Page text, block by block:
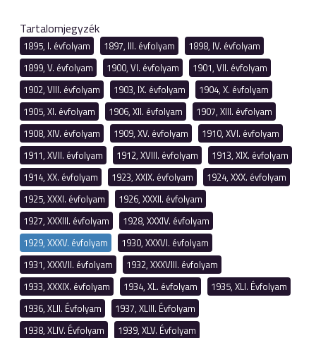
Tartalomjegyzék
1895, I. évfolyam 1897, III. évfolyam
1898, IV. évfolyam
1899, V. évfolyam
1900, VI. évfolyam
1901, VII. évfolyam
1902, VIII. évfolyam
1903, IX. évfolyam
1904, X. évfolyam
1905, XI. évfolyam
1906, XII. évfolyam
1907, XIII. évfolyam
1908, XIV. évfolyam
1909, XV. évfolyam
1910, XVI. évfolyam
1911, XVII. évfolyam
1912, XVIII. évfolyam
1913, XIX. évfolyam
1914, XX. évfolyam
1923, XXIX. évfolyam
1924, XXX. évfolyam
1925, XXXI. évfolyam
1926, XXXII. évfolyam
1927, XXXIII. évfolyam
1928, XXXIV. évfolyam
1929, XXXV. évfolyam
1930, XXXVI. évfolyam
1931, XXXVII. évfolyam
1932, XXXVIII. évfolyam
1933, XXXIX. évfolyam
1934, XL. évfolyam
1935, XLI. Évfolyam
1936, XLII. Évfolyam
1937, XLIII. Évfolyam
1938, XLIV. Évfolyam
1939, XLV. Évfolyam